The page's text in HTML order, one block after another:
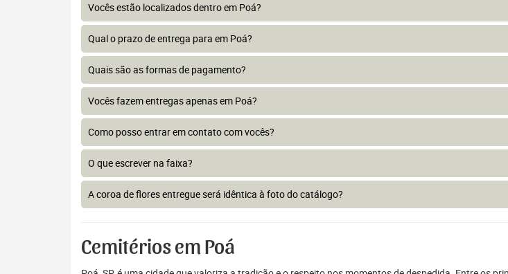
Vocês estão localizados dentro em Poá?
Qual o prazo de entrega para em Poá?
Quais são as formas de pagamento?
Vocês fazem entregas apenas em Poá?
Como posso entrar em contato com vocês?
O que escrever na faixa?
A coroa de flores entregue será idêntica à foto do catálogo?
Cemitérios em Poá